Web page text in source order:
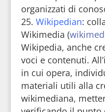
organizzati di
Wikipedian:
Wikimedia (
Wikipedia, anche
voci e contenuti.
in cui opera,
materiali utili alla
wikimediana,